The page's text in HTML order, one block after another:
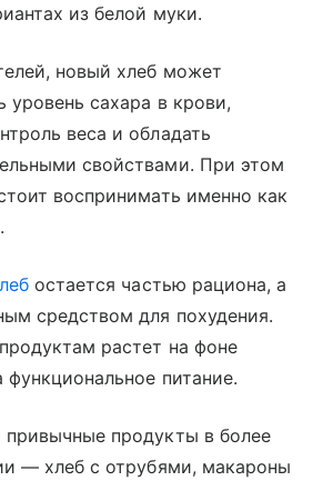
из белой муки.
новый хлеб может
уровень сахара в крови,
веса и обладать
свойствами. При этом
воспринимать именно как
остается частью рациона, а
средством для похудения.
растет на фоне
питание.
продукты в более
— хлеб с отрубями, макароны